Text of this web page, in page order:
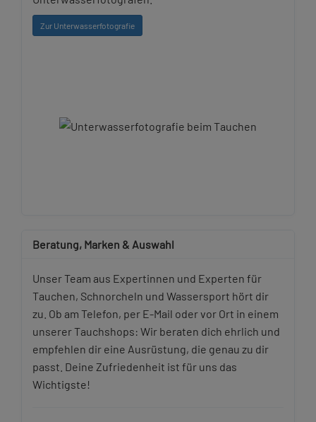
Zur Unterwasserfotografie
Beratung, Marken & Auswahl
Unser Team aus Expertinnen und Experten für
Tauchen, Schnorcheln und Wassersport hört dir
zu. Ob am Telefon, per E-Mail oder vor Ort in einem
unserer Tauchshops: Wir beraten dich ehrlich und
empfehlen dir eine Ausrüstung, die genau zu dir
passt. Deine Zufriedenheit ist für uns das
Wichtigste!